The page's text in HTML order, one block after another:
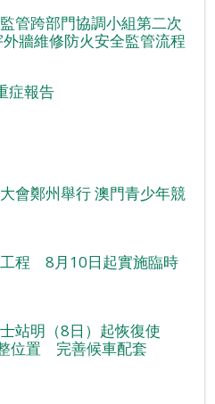
管跨部門協調小組第二次
牆維修防火安全監管流程
症報告
會鄭州舉行 澳門青少年競
程 8月10日起實施臨時
站明（8日）起恢復使
位置 完善候車配套